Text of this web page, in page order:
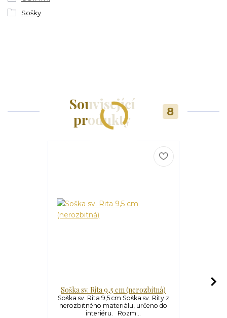
Sošky
Související
produkty
8
Soška sv. Rita 9,5 cm (nerozbitná)
Soška sv. Rita 9,5 cm Soška sv. Rity z
nerozbitného materiálu, určeno do
interiéru. Rozm...